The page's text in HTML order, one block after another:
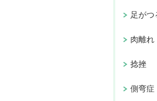
足がつ
肉離れ
捻挫
側弯症